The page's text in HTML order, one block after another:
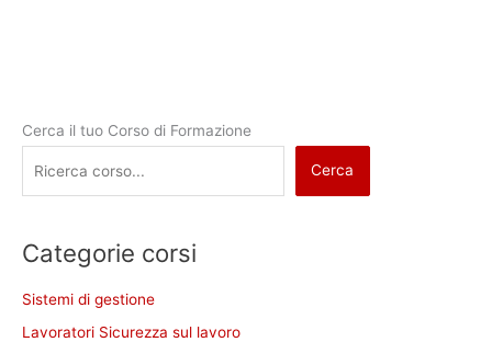
Cerca il tuo Corso di Formazione
Cerca
Categorie corsi
Sistemi di gestione
Lavoratori Sicurezza sul lavoro